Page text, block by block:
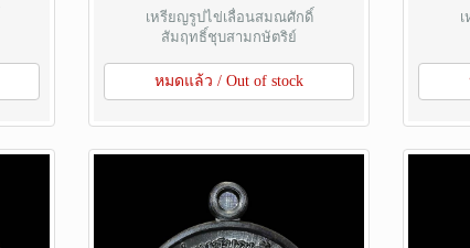
เหรียญรูปไข่เลื่อนสมณศักดิ์
สัมฤทธิ์ชุบสามกษัตริย์
หมดแล้ว / Out of stock